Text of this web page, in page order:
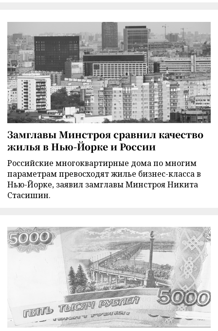
Замглавы Минстроя сравнил качество
жилья в Нью-Йорке и России
Российские многоквартирные дома по многим
параметрам превосходят жилье бизнес-класса в
Нью-Йорке, заявил замглавы Минстроя Никита
Стасишин.